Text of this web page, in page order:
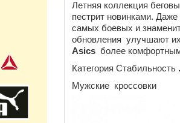
Летняя коллекция
пестрит новинками.
самых боевых и
обновления улучшают
Asics более
Категория Стабильность .
Мужские кроссовки